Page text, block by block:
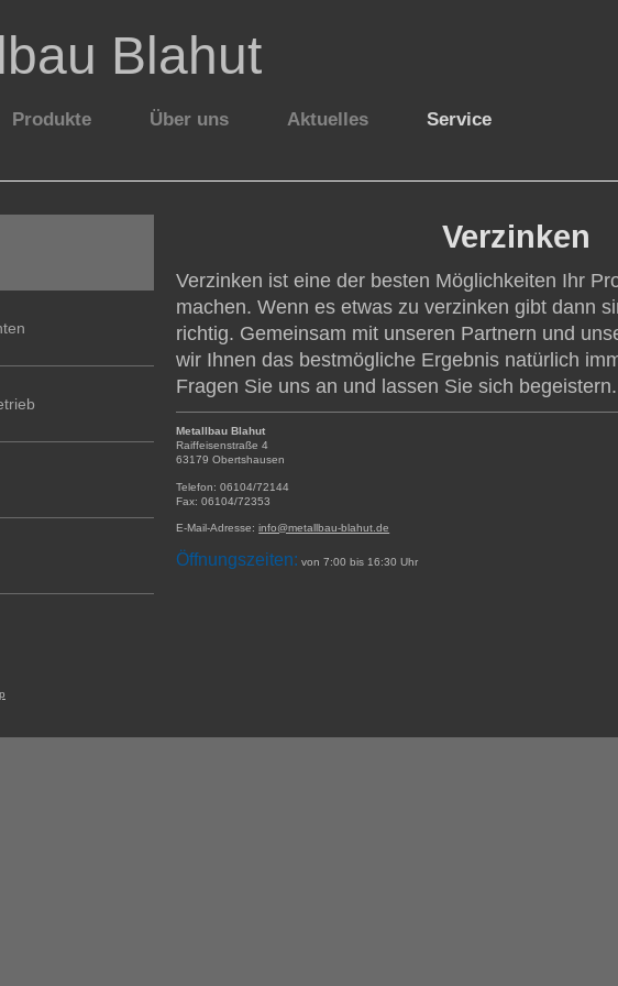
Blahut
Produkte Über uns Aktuelles Service
Willkommen beiVerzinken
Verzinken ist eine der besten Möglichkeiten Ihr
machen. Wenn es etwas zu verzinken gibt dann
richtig. Gemeinsam mit unseren Partnern und
wir Ihnen das bestmögliche Ergebnis natürlich
Fragen Sie uns an und lassen Sie sich begeistern.
Metallbau Blahut
Raiffeisenstraße4
63179 Obertshausen
Telefon:06104/72144
Fax:06104/72353
E-Mail-Adresse:info@metallbau-blahut.de
Öffnungszeiten: von 7:00 bis 16:30 Uhr